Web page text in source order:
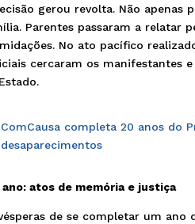
gerou revolta. Não
Parentes passaram a relatar
No ato pacífico
cercaram os manifestantes
ComCausa completa 20 anos do
desaparecimentos
ano: atos de memória e justiça
de se completar um